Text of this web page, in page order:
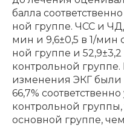
бал­ла
ной груп­пе. ЧСС и
мин и 9,6±0,5 в 1/мин
ной груп­пе и
кон­троль­ной
из­ме­не­ния ЭКГ бы­ли
66,7%
кон­троль­ной груп­пы,
основ­ной груп­пе,